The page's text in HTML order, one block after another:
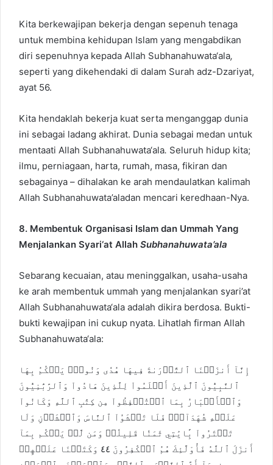
Kita berkewajipan bekerja dengan sepenuh tenaga
untuk membina kehidupan Islam yang mengabdikan
diri sepenuhnya kepada Allah Subhanahuwata‘ala,
seperti yang dikehendaki di dalam Surah adz-Dzariyat,
ayat 56.
Kita hendaklah bekerja kuat serta menganggap dunia
ini sebagai ladang akhirat. Dunia sebagai medan untuk
mentaati Allah Subhanahuwata‘ala. Seluruh hidup kita;
ilmu, perniagaan, harta, rumah, masa, fikiran dan
sebagainya – dihalakan ke arah mendaulatkan kalimah
Allah Subhanahuwata’aladan mencari keredhaan-Nya.
8. Membentuk Organisasi Islam dan Ummah Yang
Menjalankan Syari‘at Allah Subhanahuwata’ala
Sebarang kecuaian, atau meninggalkan, usaha-usaha
ke arah membentuk ummah yang menjalankan syari’at
Allah Subhanahuwata‘ala adalah dikira berdosa. Bukti-
bukti kewajipan ini cukup nyata. Lihatlah firman Allah
Subhanahuwata‘ala:
إِنَّآ أَنزَلۡنَا ٱلتَّوۡرَىٰةَ فِيهَا هُدٗى وَنُورٞۚ يَحۡكُمُ بِهَا
ٱلنَّبِيُّونَ ٱلَّذِينَ أَسۡلَمُواْ لِلَّذِينَ هَادُواْ وَٱلرَّبَّٰنِيُّونَ
وَٱلۡأَحۡبَارُ بِمَا ٱسۡتُحۡفِظُواْ مِن كِتَٰبِ ٱللَّهِ وَكَانُواْ
عَلَيۡهِ شُهَدَآءَۚ فَلَا تَخۡشَوُاْ ٱلنَّاسَ وَٱخۡشَوۡنِ وَلَا
تَشۡتَرُواْ بِ‍َٔايَٰتِي ثَمَنٗا قَلِيلٗاۚ وَمَن لَّمۡ يَحۡكُم بِمَآ
أَنزَلَ ٱللَّهُ فَأُوْلَٰٓئِكَ هُمُ ٱلۡكَٰفِرُونَ ٤٤ وَكَتَبۡنَا عَلَيۡهِمۡ